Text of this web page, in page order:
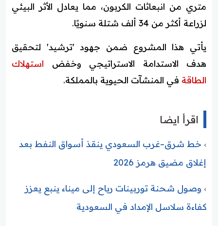
متري من انبعاثات الكربون، مما يعادل الأثر البيئي
لزراعة أكثر من 34 ألف شتلة سنويًا.
يأتي هذا المشروع ضمن جهود 'ترشيد' لتحقيق
هدف الاستدامة الاستراتيجي وخفض استهلاك
الطاقة في المنشآت الحيوية بالمملكة.
اقرأ ايضا
خط شرق–غرب السعودي ينقذ أسواق النفط بعد
إغلاق مضيق هرمز 2026
وصول شحنة توربينات رياح إلى ميناء ينبع يعزز
كفاءة سلاسل الإمداد في السعودية